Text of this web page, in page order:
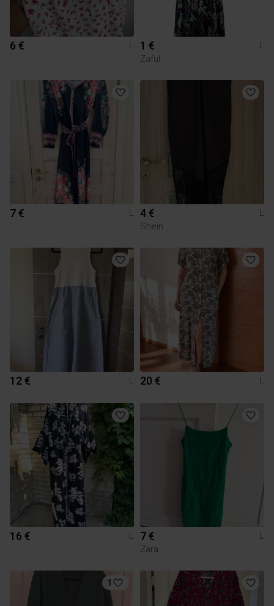
6 € L 1 €
L
Zaful
7 € L 4 €
L
Shein
12 € L 20 € L
16 € L 7 €
L
Zara
1